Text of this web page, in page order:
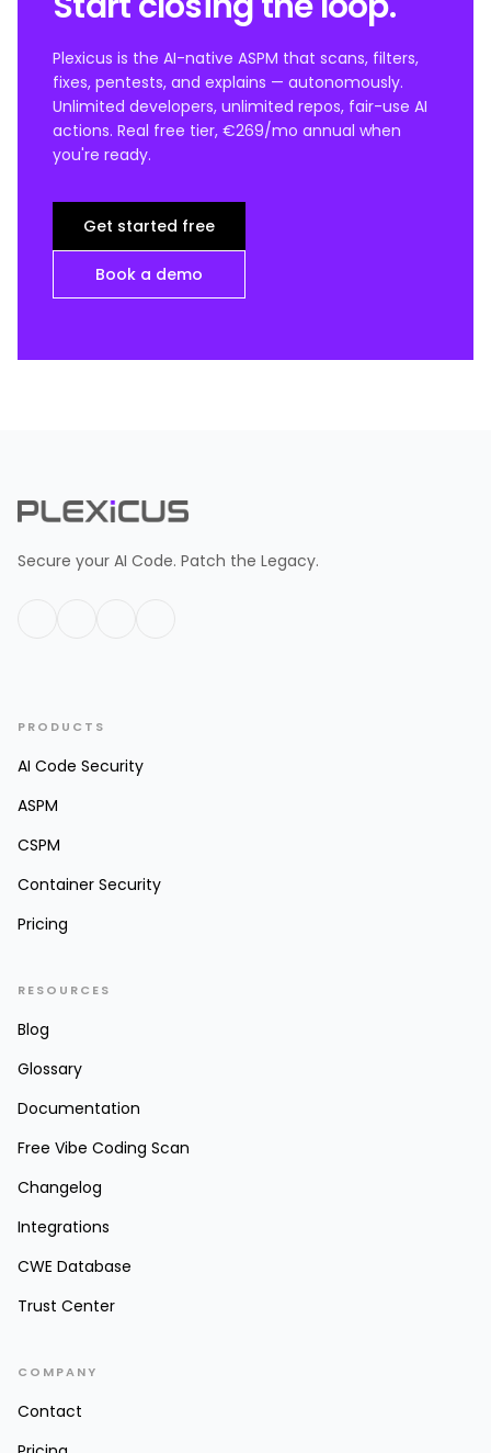
Plexicus is the AI-native ASPM that scans, filters,
fixes, pentests, and explains — autonomously.
Unlimited developers, unlimited repos, fair-use AI
actions. Real free tier, €269/mo annual when
you're ready.
Get started free
Book a demo
Secure your AI Code. Patch the Legacy.
PRODUCTS
AI Code Security
ASPM
CSPM
Container Security
Pricing
RESOURCES
Blog
Glossary
Documentation
Free Vibe Coding Scan
Changelog
Integrations
CWE Database
Trust Center
COMPANY
Contact